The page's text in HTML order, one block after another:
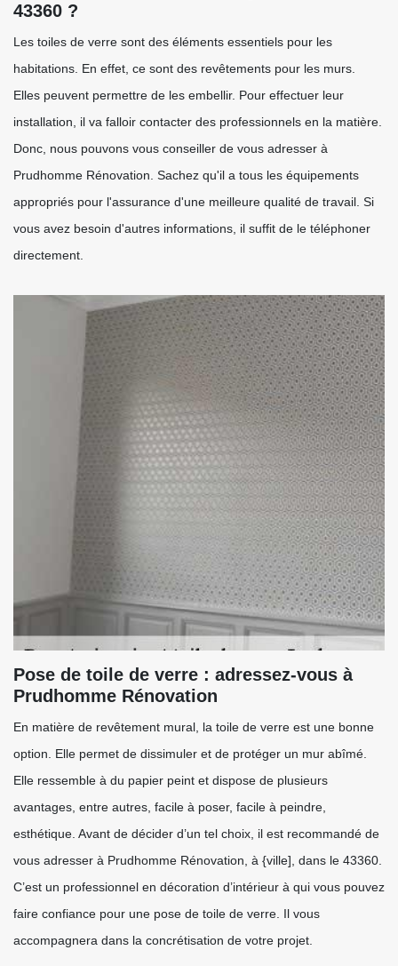
43360 ?
Les toiles de verre sont des éléments essentiels pour les
habitations. En effet, ce sont des revêtements pour les murs.
Elles peuvent permettre de les embellir. Pour effectuer leur
installation, il va falloir contacter des professionnels en la matière.
Donc, nous pouvons vous conseiller de vous adresser à
Prudhomme Rénovation. Sachez qu'il a tous les équipements
appropriés pour l'assurance d'une meilleure qualité de travail. Si
vous avez besoin d'autres informations, il suffit de le téléphoner
directement.
Pose de toile de verre : adressez-vous à
Prudhomme Rénovation
En matière de revêtement mural, la toile de verre est une bonne
option. Elle permet de dissimuler et de protéger un mur abîmé.
Elle ressemble à du papier peint et dispose de plusieurs
avantages, entre autres, facile à poser, facile à peindre,
esthétique. Avant de décider d’un tel choix, il est recommandé de
vous adresser à Prudhomme Rénovation, à {ville], dans le 43360.
C’est un professionnel en décoration d’intérieur à qui vous pouvez
faire confiance pour une pose de toile de verre. Il vous
accompagnera dans la concrétisation de votre projet.